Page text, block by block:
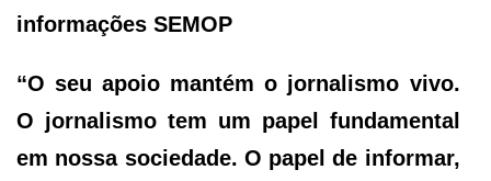
informações SEMOP
“O seu apoio mantém o jornalismo vivo.
O jornalismo tem um papel fundamental
em nossa sociedade. O papel de informar,